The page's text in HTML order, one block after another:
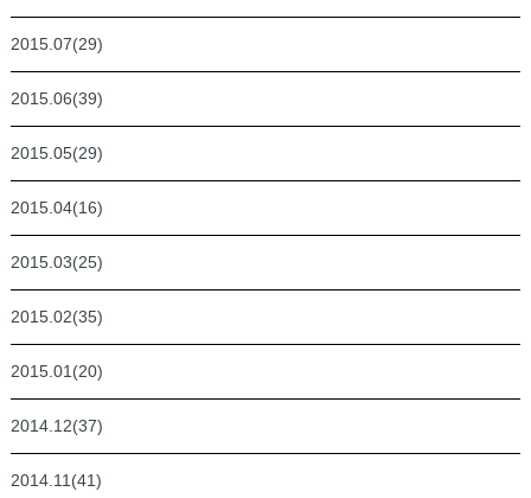
2015.07(29)
2015.06(39)
2015.05(29)
2015.04(16)
2015.03(25)
2015.02(35)
2015.01(20)
2014.12(37)
2014.11(41)